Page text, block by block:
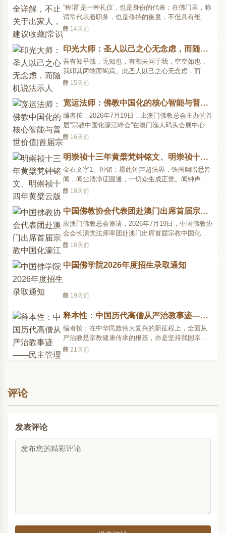
议收藏|常识科普
“称谓”是一种礼仪，也是身份的代表；在佛门里，称
谓常代表着职务，也是修持的衡量，不但具有维系
佛门纲常伦理的功用，从中更透露出无限的佛法妙
人以为，出了家就是..
14天前
印光大师：圣人以己之心无念虑，而随机
说法示人
吾有知乎哉，无知也，有鄙夫问于我，空空如也，
我叩其两端而竭焉。此圣人以己之心无念虑，而随
机说法示人也。断断不可会作谦词。夫圣人之心，
致问，如胡来汉来。叩两端..
15天前
宽运法师：佛教中国化的核心智能与普世
价值|首届宗教中国化濠江峰会
编者按：2026年7月19日，由澳门佛教总会主办的首
届“宗教中国化濠江峰会”在澳门渔人码头会展中心开
幕。本届峰会以“本土智慧与世界回响”为主题，来自
堂，聚焦宗教中国..
16天前
明崇祯十三年黄檗梵钟铭文、明崇祯十四
年黄檗云版铭文 | 黄檗金石录
金石文字1、钟铭：愿此钟声超法界，铁围幽暗悉皆
闻，闻尘清净证圆通，一切众生成正觉。闻钟声，
烦恼轻。智慧长，菩提生。离地狱，出火坑。愿成
山万福禅寺，元至正三十..
18天前
中国佛教协会代表团赴澳门出席首届宗教
中国化濠江峰会
应澳门佛教总会邀请，2026年7月19日，中国佛教协
会会长演觉法师率团赴澳门出席首届宗教中国化濠
江峰会，并开展友好交流活动。本届峰会以“本土智
界代表、专家学者齐..
18天前
中国佛学院2026年度招生录取通知
19天前
释本性：中国历代高僧从严治教事迹——
民主管理
编者按：在中华民族伟大复兴的新征程上，全面从
严治教是宗教健康传承的根基，亦是坚持我国宗教
中国化方向的实践路径。自古以来，中国佛教高僧
21天前
评论
发表评论